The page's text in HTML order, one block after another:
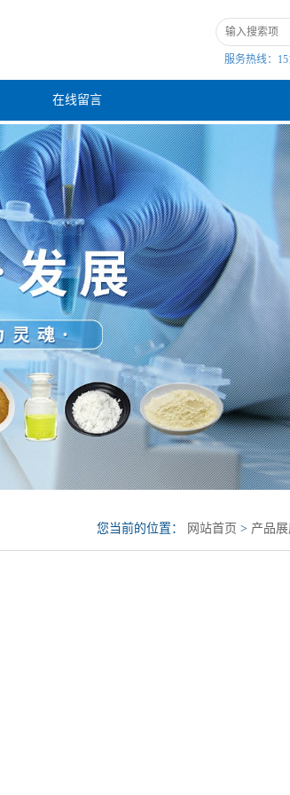
服务热线：
在线留言
您当前的位置： 网站首页 > 产品